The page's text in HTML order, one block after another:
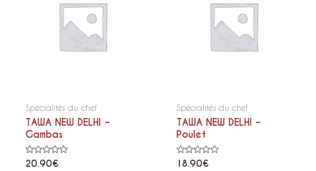
Spécialités du chef
TAWA NEW DELHI –
Gambas
Rated
20.90€
Spécialités du chef
TAWA NEW DELHI –
Poulet
Rated
18.90€